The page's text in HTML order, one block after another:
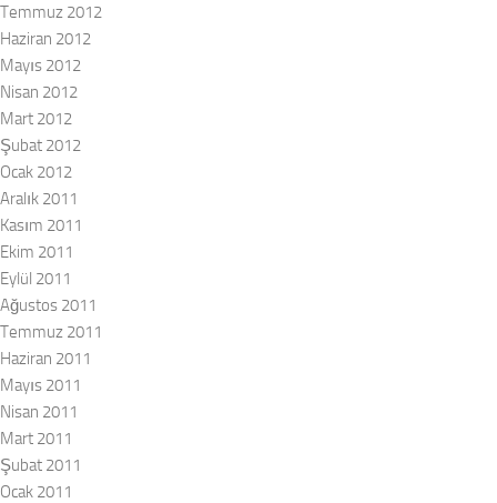
Temmuz 2012
Haziran 2012
Mayıs 2012
Nisan 2012
Mart 2012
Şubat 2012
Ocak 2012
Aralık 2011
Kasım 2011
Ekim 2011
Eylül 2011
Ağustos 2011
Temmuz 2011
Haziran 2011
Mayıs 2011
Nisan 2011
Mart 2011
Şubat 2011
Ocak 2011